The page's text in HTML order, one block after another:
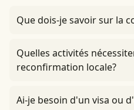
Que dois-je savoir sur la
Quelles activités
reconfirmation locale?
Ai-je besoin d'un visa ou